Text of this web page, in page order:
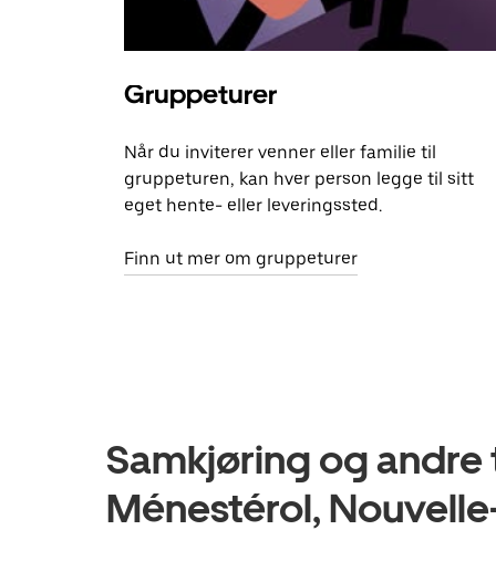
Gruppeturer
Når du inviterer venner eller familie til
gruppeturen, kan hver person legge til sitt
eget hente- eller leveringssted.
Finn ut mer om gruppeturer
Samkjøring og
Ménestérol,